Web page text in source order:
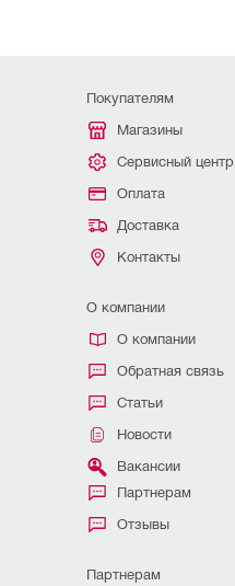
Покупателям
Магазины
Сервисный центр
Оплата
Доставка
Контакты
О компании
О компании
Обратная связь
Статьи
Новости
Вакансии
Партнерам
Отзывы
Партнерам